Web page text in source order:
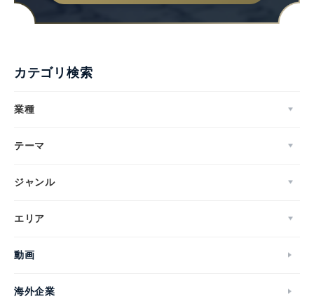
カテゴリ検索
業種
テーマ
ジャンル
エリア
動画
海外企業